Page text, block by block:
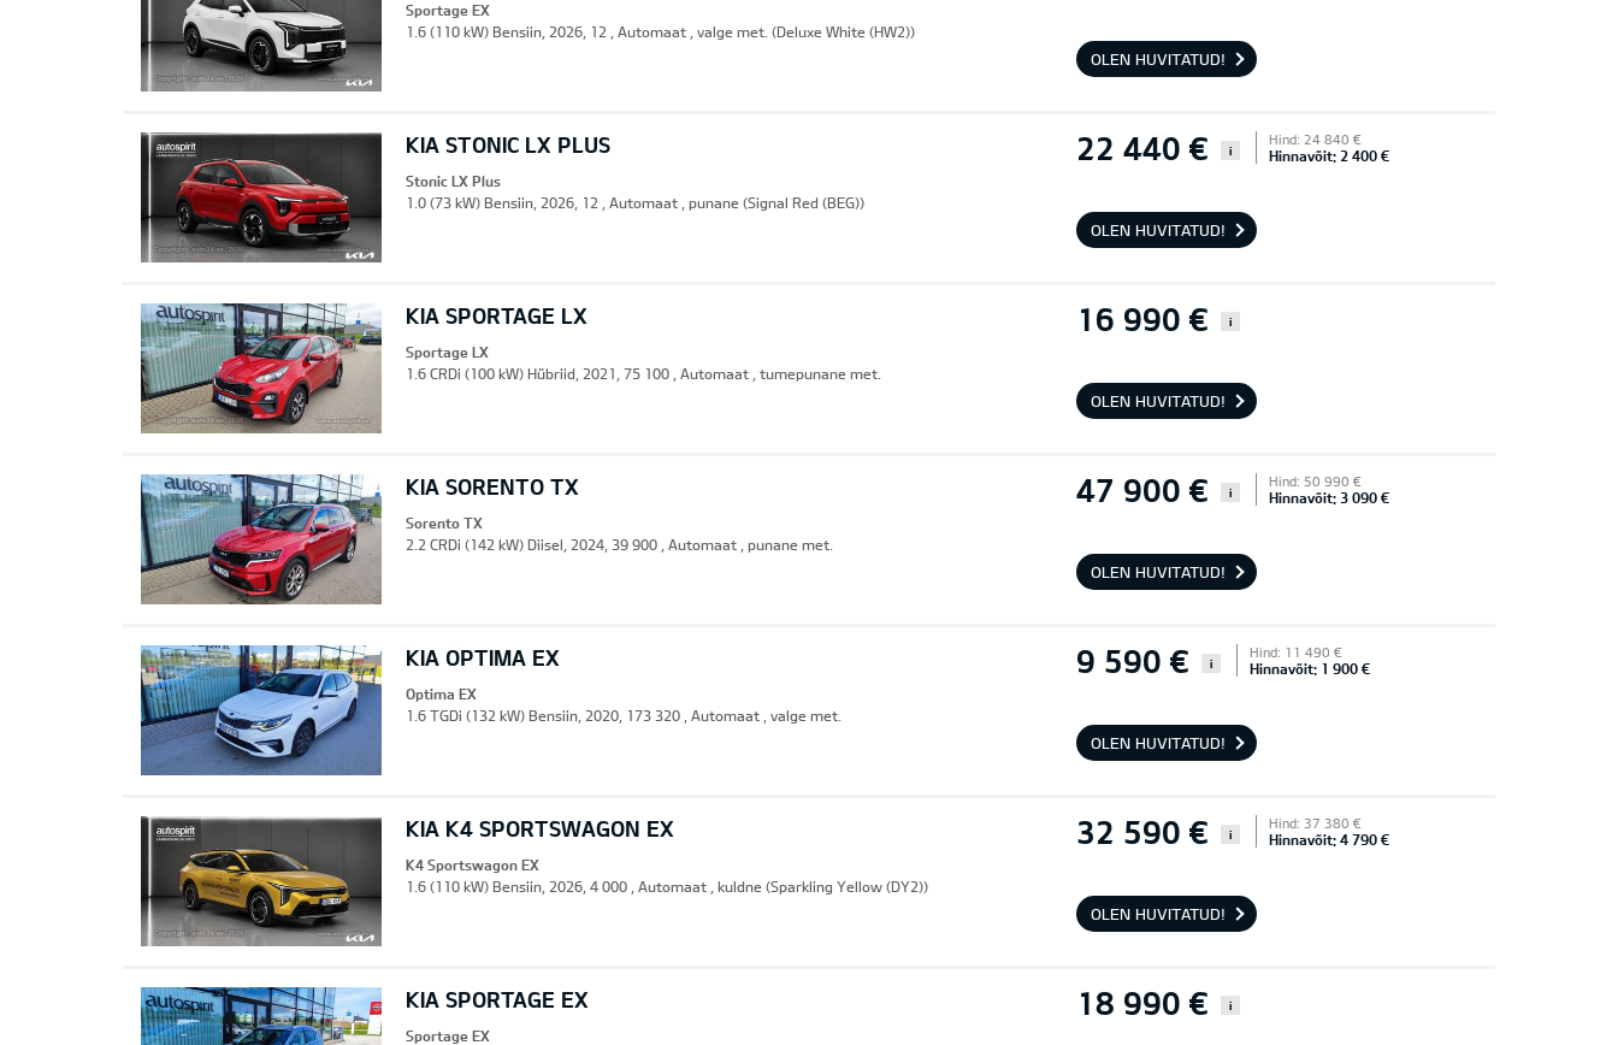
Sportage EX
1.6 (110 kW) Bensiin, 2026, 12 , Automaat , valge met. (Deluxe White (HW2))
OLEN HUVITATUD!
KIA STONIC LX PLUS 22 440 € i
Hind: 24 840 €
Hinnavõit: 2 400 €
Stonic LX Plus
1.0 (73 kW) Bensiin, 2026, 12 , Automaat , punane (Signal Red (BEG))
OLEN HUVITATUD!
KIA SPORTAGE LX 16 990 € i
Sportage LX
1.6 CRDi (100 kW) Hübriid, 2021, 75 100 , Automaat , tumepunane met.
OLEN HUVITATUD!
KIA SORENTO TX 47 900 € i
Hind: 50 990 €
Hinnavõit: 3 090 €
Sorento TX
2.2 CRDi (142 kW) Diisel, 2024, 39 900 , Automaat , punane met.
OLEN HUVITATUD!
KIA OPTIMA EX 9 590 € i
Hind: 11 490 €
Hinnavõit: 1 900 €
Optima EX
1.6 TGDi (132 kW) Bensiin, 2020, 173 320 , Automaat , valge met.
OLEN HUVITATUD!
KIA K4 SPORTSWAGON EX 32 590 € i
Hind: 37 380 €
Hinnavõit: 4 790 €
K4 Sportswagon EX
1.6 (110 kW) Bensiin, 2026, 4 000 , Automaat , kuldne (Sparkling Yellow (DY2))
OLEN HUVITATUD!
KIA SPORTAGE EX 18 990 € i
Sportage EX